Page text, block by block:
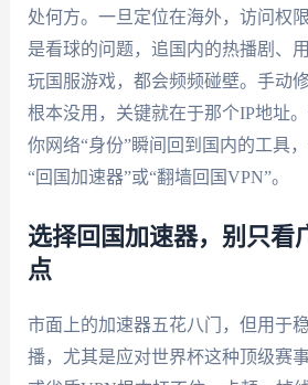
处何方。一旦定位在海外，访问权
是看球的问题，追国内的热播剧、
玩国服游戏，都会频频碰壁。手动
根本没用，关键就在于那个IP地址
你网络“身份”瞬间回到国内的工具
“回国加速器”或“翻墙回国VPN”。
选择回国加速器，别只看
点
市面上的加速器五花八门，但用于
播，尤其是应对世界杯这种顶级赛